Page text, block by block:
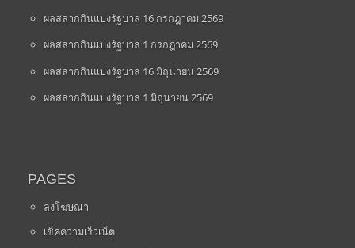
ผลสลากกินแบ่งรัฐบาล 16 กรกฎาคม 2569
ผลสลากกินแบ่งรัฐบาล 1 กรกฎาคม 2569
ผลสลากกินแบ่งรัฐบาล 16 มิถุนายน 2569
ผลสลากกินแบ่งรัฐบาล 1 มิถุนายน 2569
PAGES
ลงโฆษณา
เช็คความเร็วเน็ต